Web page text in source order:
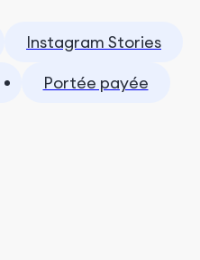
Instagram Stories
Portée payée